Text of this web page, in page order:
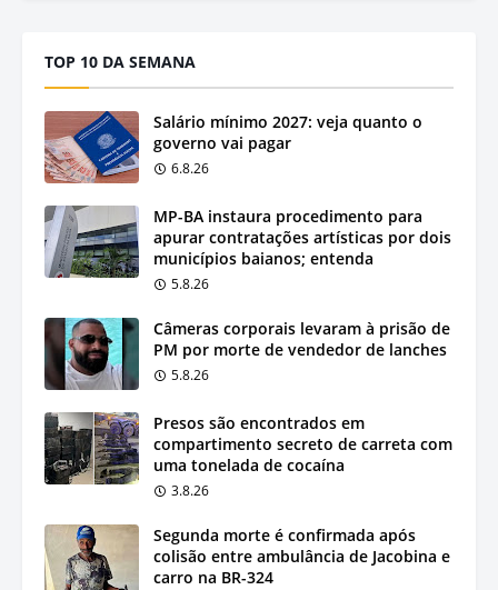
TOP 10 DA SEMANA
Salário mínimo 2027: veja quanto o
governo vai pagar
6.8.26
MP-BA instaura procedimento para
apurar contratações artísticas por dois
municípios baianos; entenda
5.8.26
Câmeras corporais levaram à prisão de
PM por morte de vendedor de lanches
5.8.26
Presos são encontrados em
compartimento secreto de carreta com
uma tonelada de cocaína
3.8.26
Segunda morte é confirmada após
colisão entre ambulância de Jacobina e
carro na BR-324